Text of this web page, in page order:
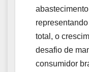
total, o
desafio de
consumidor